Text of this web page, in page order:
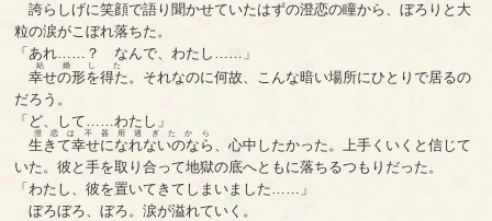
誇らしげに笑顔で語り聞かせていたはずの澄恋の瞳から、ぼろりと大
粒の涙がこぼれ落ちた。
「あれ……？ なんで、わたし……」
幸せの形を得た
結婚した
。それなのに何故、こんな暗い場所にひとりで居るの
だろう。
「ど、して……わたし」
生きて幸せになれないのなら
澄恋は不器用過ぎたから
、心中したかった。上手くいくと信じて
いた。彼と手を取り合って地獄の底へともに落ちるつもりだった。
「わたし、彼を置いてきてしまいました……」
ぼろぼろ、ぼろ。涙が溢れていく。